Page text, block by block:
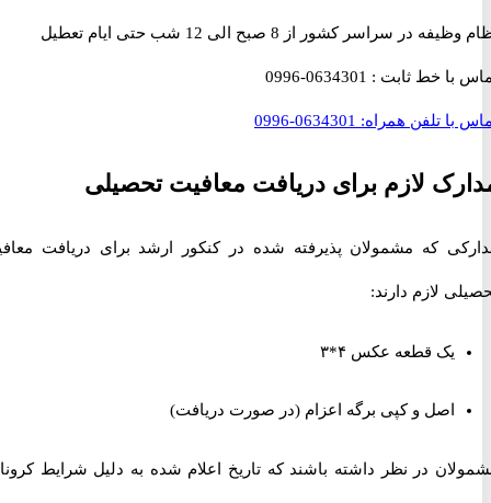
در سراسر کشور از 8 صبح الی 12 شب حتی ایام تعطیل
با خط ثابت :0634301-0996
تلفن همراه:0634301-0996
لازم برای دریافت معافیت تحصیلی
که مشمولان پذیرفته شده در کنکور ارشد برای دریافت معافیت
لازم دارند:
یک قطعه عکس ۴*۳
اصل و کپی برگه اعزام (در صورت دریافت)
در نظر داشته باشند که تاریخ اعلام شده به دلیل شرایط کرونایی